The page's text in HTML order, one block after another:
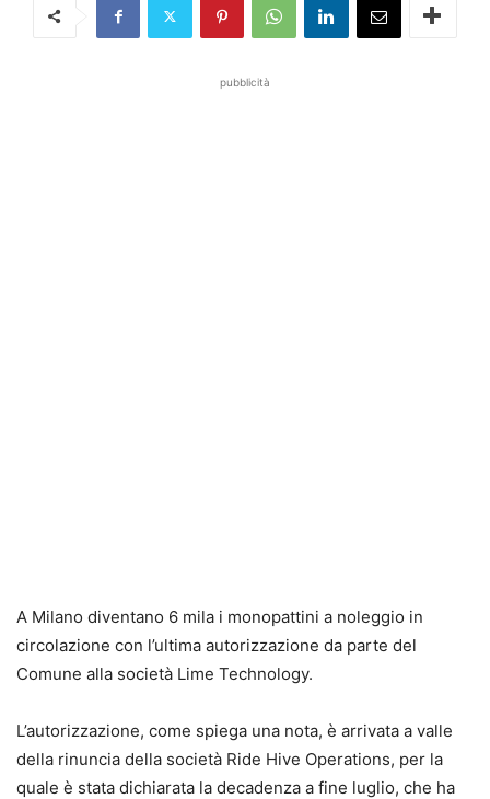
pubblicità
A Milano diventano 6 mila i monopattini a noleggio in
circolazione con l’ultima autorizzazione da parte del
Comune alla società Lime Technology.
L’autorizzazione, come spiega una nota, è arrivata a valle
della rinuncia della società Ride Hive Operations, per la
quale è stata dichiarata la decadenza a fine luglio, che ha